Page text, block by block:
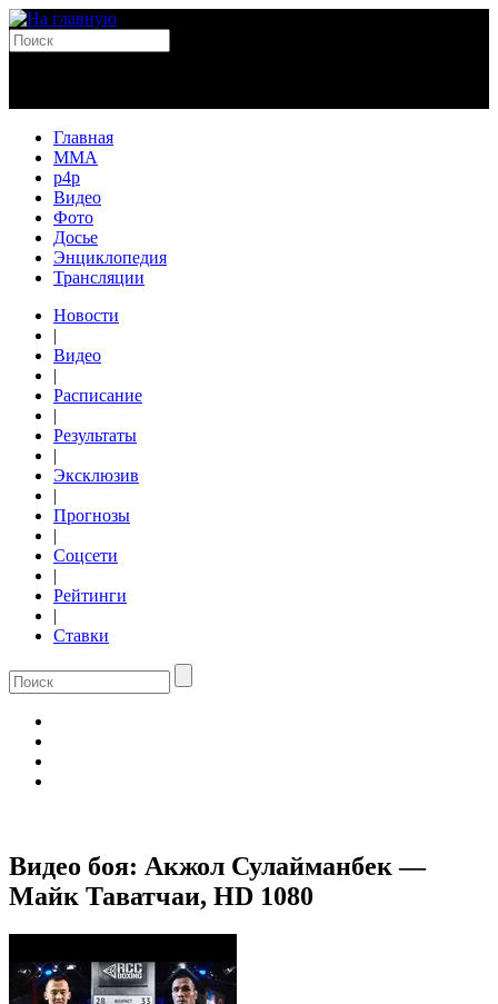
Главная
MMA
p4p
Видео
Фото
Досье
Энциклопедия
Трансляции
Новости
|
Видео
|
Расписание
|
Результаты
|
Эксклюзив
|
Прогнозы
|
Соцсети
|
Рейтинги
|
Ставки
Видео боя: Акжол Сулайманбек —
Майк Таватчаи, HD 1080